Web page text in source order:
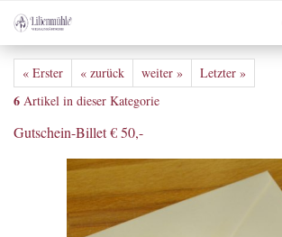
« Erster « zurück weiter » Letzter »
6 Artikel in dieser Kategorie
Gutschein-Billet € 50,-